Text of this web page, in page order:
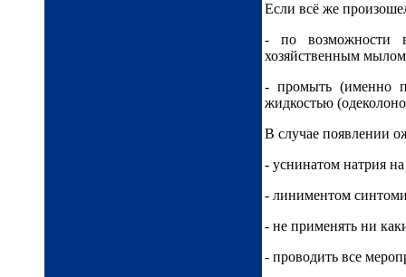
Если всё же
- по возможности
хозяйственным
- промыть (именно
жидкостью
В случае появлении
- уснинатом натрия
- линиментом
- не применять ни
- проводить все